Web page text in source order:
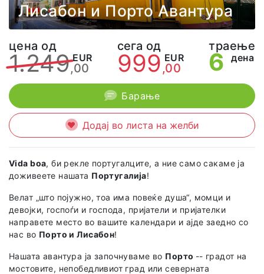
Лисабон и Порто Авантура
цена од
1.249 EUR
,00
сега од
999 EUR
,00
траење
6 дена
Барање
Додај во листа на желби
Vida boa, би рекле португалците, а ние само сакаме ја
доживеете нашата Португалија!
Велат „што појужно, тоа има повеќе душа“, момци и
девојки, госпоѓи и господа, пријатели и пријателки
направете место во вашите календари и ајде заедно со
нас во Порто и Лисабон!
Нашата авантура ја започнуваме во Порто -- градот на
мостовите, непобедливиот град или северната